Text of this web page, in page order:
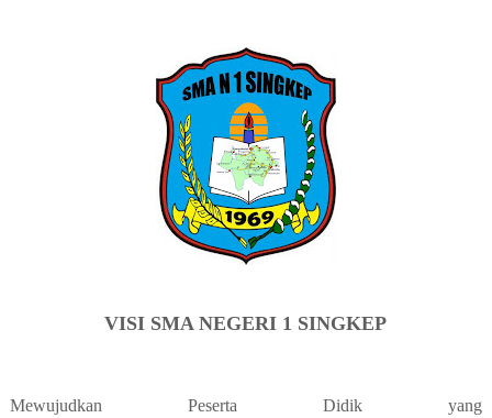
VISI SMA NEGERI 1 SINGKEP
Mewujudkan Peserta Didik yang